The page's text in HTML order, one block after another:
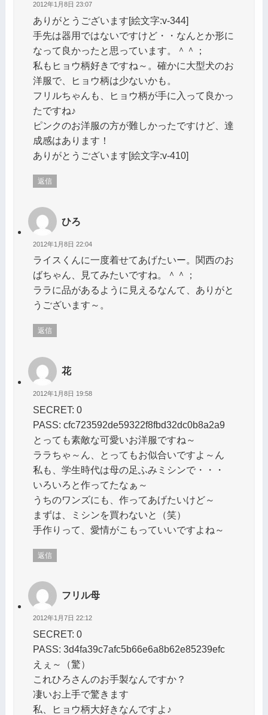
2012年1月8日 23:07
ありがとうございます[絵文字:v-344]
手先は器用ではないですけど・・なんとか形に
なって良かったと思っています。＾＾；
私もヒョウ柄好きですね～。確かに大型犬のお
洋服で、ヒョウ柄は少ないかも。
フリルちゃんも、ヒョウ柄が手に入って良かっ
たですね♪
ピンクのお洋服の方が難しかったですけど、達
成感はあります！
ありがとうございます[絵文字:v-410]
返信
ひろ
2012年1月8日 22:04
ライスくんに一度着せてあげたいー。関西のお
ばちゃん、見てみたいですね。＾＾；
ララに品があるように見えるなんて、ありがと
うございます～。
返信
花
2012年1月8日 19:58
SECRET: 0
PASS: cfc723592de59322f8fbd32dc0b8a2a9
とっても素敵な可愛いお洋服ですね～
ララちゃ～ん、とってもお似合いですよ～ん
私も、学生時代は母の足ふみミシンで・・・
いろいろと作ってたなぁ～
うちのワンズにも、作ってあげたいけど～
まずは、ミシンを買わないと（笑）
手作りって、愛情がこもっていいですよね～
返信
フリル母
2012年1月7日 22:12
SECRET: 0
PASS: 3d4fa39c7afc5b66e6a8b62e85239efc
えぇ～（驚）
これひろさんのお手製なんですか？
凄いお上手で驚きます
私、ヒョウ柄大好きなんですよ♪